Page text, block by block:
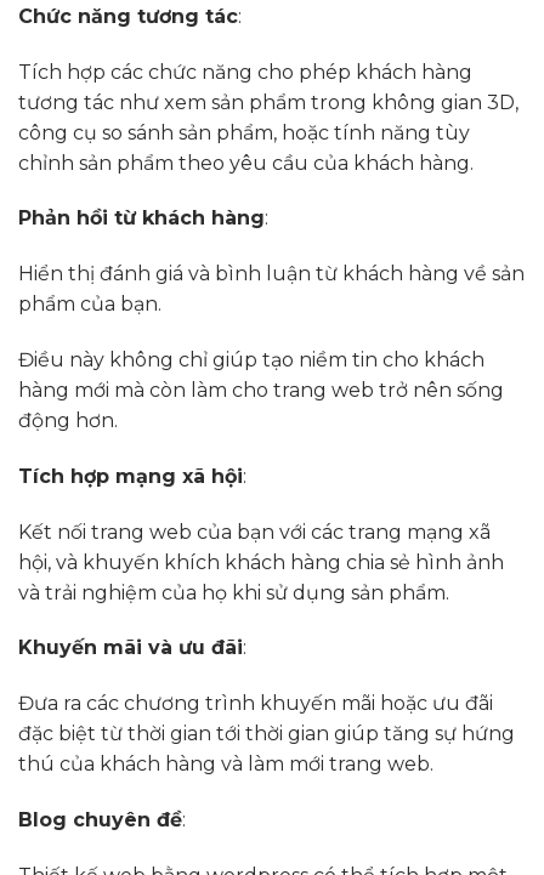
Chức năng tương tác:
Tích hợp các chức năng cho phép khách hàng
tương tác như xem sản phẩm trong không gian 3D,
công cụ so sánh sản phẩm, hoặc tính năng tùy
chỉnh sản phẩm theo yêu cầu của khách hàng.
Phản hồi từ khách hàng:
Hiển thị đánh giá và bình luận từ khách hàng về sản
phẩm của bạn.
Điều này không chỉ giúp tạo niềm tin cho khách
hàng mới mà còn làm cho trang web trở nên sống
động hơn.
Tích hợp mạng xã hội:
Kết nối trang web của bạn với các trang mạng xã
hội, và khuyến khích khách hàng chia sẻ hình ảnh
và trải nghiệm của họ khi sử dụng sản phẩm.
Khuyến mãi và ưu đãi:
Đưa ra các chương trình khuyến mãi hoặc ưu đãi
đặc biệt từ thời gian tới thời gian giúp tăng sự hứng
thú của khách hàng và làm mới trang web.
Blog chuyên đề: